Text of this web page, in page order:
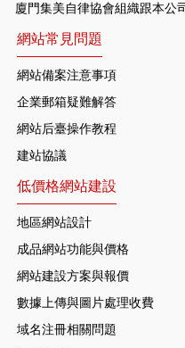
廈門集美自律協會組織跟本公
網站常見問題
網站備案注意事項
企業郵箱疑難解答
網站后臺操作教程
建站協議
低價格網站建設
地區網站設計
成品網站功能與價格
網站建設方案與報價
數據上傳與圖片處理收費
域名注冊相關問題